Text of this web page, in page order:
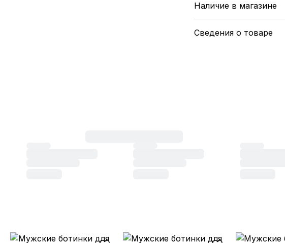
Наличие в магазине
Сведения о товаре